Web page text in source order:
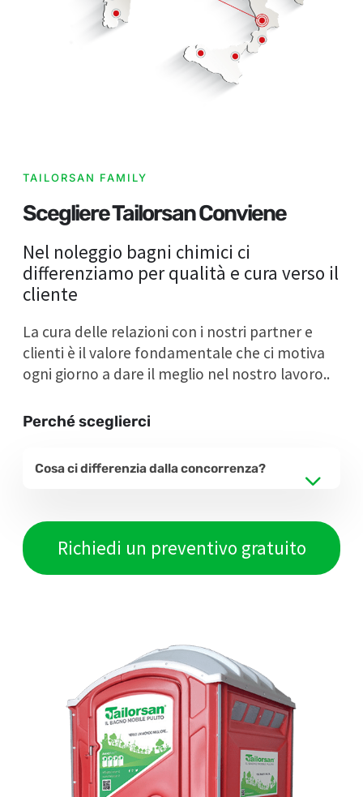
TAILORSAN FAMILY
Scegliere Tailorsan Conviene
Nel noleggio bagni chimici ci
differenziamo per qualità e cura verso il
cliente
La cura delle relazioni con i nostri partner e
clienti è il valore fondamentale che ci motiva
ogni giorno a dare il meglio nel nostro lavoro..
Perché sceglierci
Cosa ci differenzia dalla concorrenza?
Richiedi un preventivo gratuito